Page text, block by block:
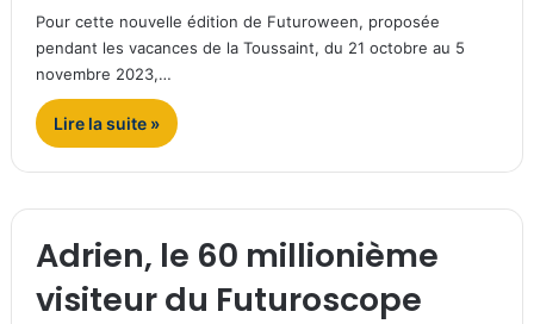
Pour cette nouvelle édition de Futuroween, proposée
pendant les vacances de la Toussaint, du 21 octobre au 5
novembre 2023,…
Lire la suite »
Adrien, le 60 millionième
visiteur du Futuroscope